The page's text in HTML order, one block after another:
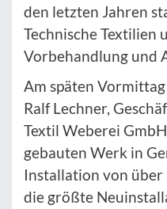
den letzten Jahren
Technische Textilien
Vorbehandlung und
Am späten
Ralf Lechner,
Textil Weberei
gebauten Werk in
Installation von
die größte